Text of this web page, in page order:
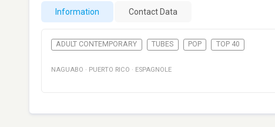
Information Contact Data
ADULT CONTEMPORARY TUBES POP TOP 40
NAGUABO · PUERTO RICO · ESPAGNOLE